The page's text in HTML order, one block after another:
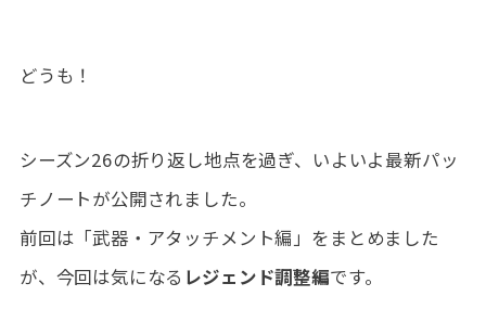
どうも！
シーズン26の折り返し地点を過ぎ、いよいよ最新パッ
チノートが公開されました。
前回は「武器・アタッチメント編」をまとめました
が、今回は気になる レジェンド調整編です。